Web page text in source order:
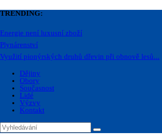
TRENDING:
Energie není luxusní zboží
Plynárenství
Využití pionýrských druhů dřevin při obnově lesů...
Dějiny
Obory
Současnost
Lidé
Výzvy
Kontakt